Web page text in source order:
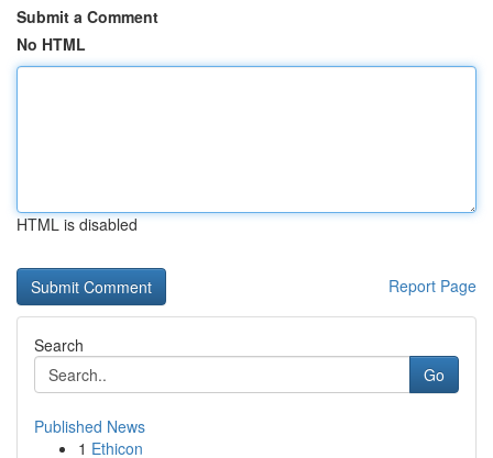
Submit a Comment
No HTML
HTML is disabled
Report Page
Search
Go
Published News
1 Ethicon